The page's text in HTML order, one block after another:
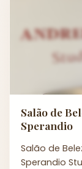
Salão de
Sperandio
Salão de
Sperandio